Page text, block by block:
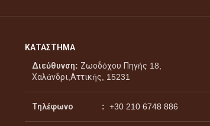
ΚΑΤΑΣΤΗΜΑ
Διεύθυνση: Ζωοδόχου Πηγής 18,
Χαλάνδρι,Αττικής, 15231
Τηλέφωνο : +30 210 6748 886